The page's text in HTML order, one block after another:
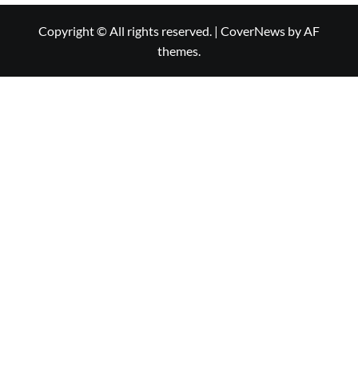
Copyright © All rights reserved. | CoverNews by AF
themes.